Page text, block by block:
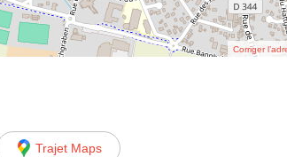
Corriger
Trajet Maps